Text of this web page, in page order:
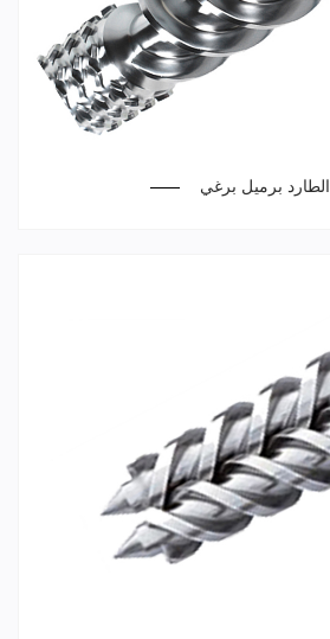
الطارد برميل برغي